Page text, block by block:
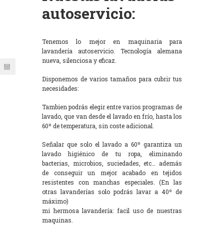
autoservicio:
Tenemos lo mejor en maquinaria para
lavandería autoservicio. Tecnología alemana
nueva, silenciosa y eficaz.
Disponemos de varios tamaños para cubrir tus
necesidades:
Tambien podrás elegir entre varios programas de
lavado, que van desde el lavado en frío, hasta los
60º de temperatura, sin coste adicional.
Señalar que solo el lavado a 60º garantiza un
lavado higiénico de tu ropa, eliminando
bacterias, microbios, suciedades, etc… además
de conseguir un mejor acabado en tejidos
resistentes con manchas especiales. (En las
otras lavanderías solo podrás lavar a 40º de
máximo)
mi hermosa lavandería: facil uso de nuestras
maquinas.